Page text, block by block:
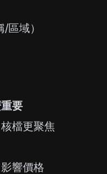
區域）
要
檔更聚焦
響價格